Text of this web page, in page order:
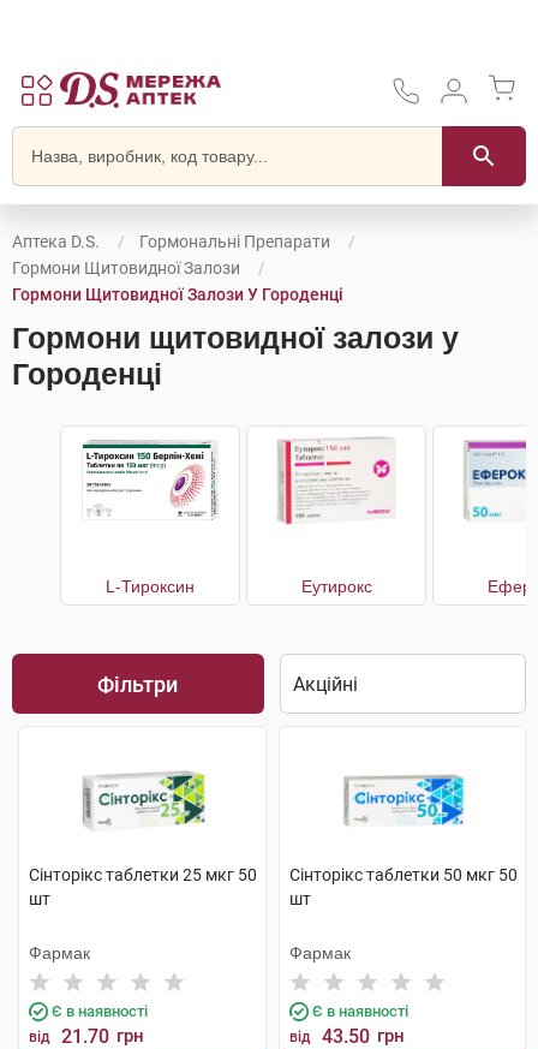
Аптека D.S.
Гормональні Препарати
Гормони Щитовидної Залози
Гормони Щитовидної Залози У Городенці
Гормони щитовидної залози у
Городенці
L-Тироксин Еутирокс
Фільтри
Сінторікс таблетки 25 мкг 50
шт
Фармак
Є в наявності
від 21.70 грн
Сінторікс таблетки 50 мкг 50
шт
Фармак
Є в наявності
від 43.50 грн